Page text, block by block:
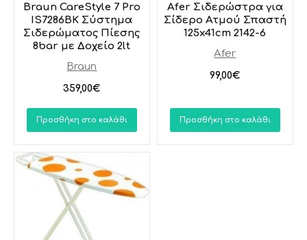
Braun
Braun CareStyle 7 Pro
IS7286BK Σύστημα
Σιδερώματος Πίεσης
8bar με Δοχείο 2lt
359,00€
Προσθήκη στο καλάθι
Afer
Afer Σιδερώστρα για
Σίδερο Ατμού Σπαστή
125x41cm 2142-6
99,00€
Προσθήκη στο καλάθι